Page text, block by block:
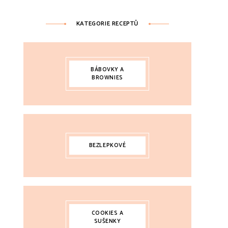
KATEGORIE RECEPTŮ
BÁBOVKY A
BROWNIES
BEZLEPKOVÉ
COOKIES A
SUŠENKY